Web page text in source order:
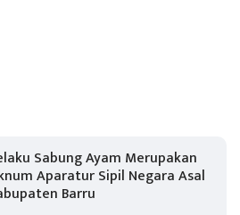
Sabung Ayam Merupakan
Aparatur Sipil Negara Asal
Barru